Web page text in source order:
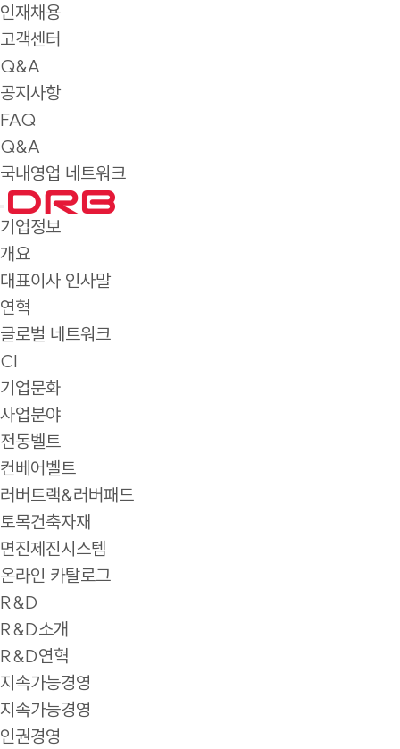
인재채용
고객센터
Q&A
공지사항
FAQ
Q&A
국내영업 네트워크
기업정보
개요
대표이사 인사말
연혁
글로벌 네트워크
CI
기업문화
사업분야
전동벨트
컨베어벨트
러버트랙&러버패드
토목건축자재
면진제진시스템
온라인 카탈로그
R&D
R&D소개
R&D연혁
지속가능경영
지속가능경영
인권경영